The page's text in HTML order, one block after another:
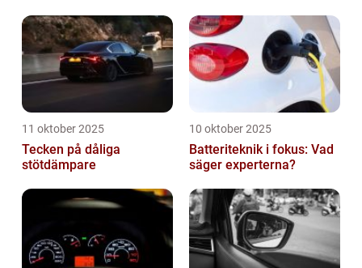
11 oktober 2025
Tecken på dåliga
stötdämpare
10 oktober 2025
Batteriteknik i fokus: Vad
säger experterna?